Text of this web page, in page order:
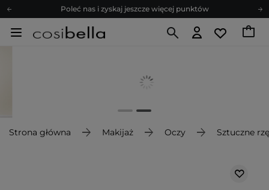
Poleć nas i zyskaj jeszcze więcej punktów
Zapisz się na newsletter pełen porad
Poleć nas i zyskaj jeszcze więcej punktów
Strona główna Makijaż Oczy Sztuczne